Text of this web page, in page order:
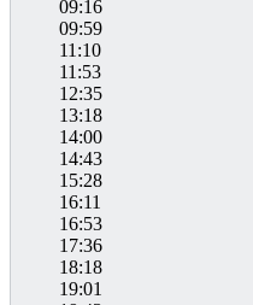
09:16
09:59
11:10
11:53
12:35
13:18
14:00
14:43
15:28
16:11
16:53
17:36
18:18
19:01